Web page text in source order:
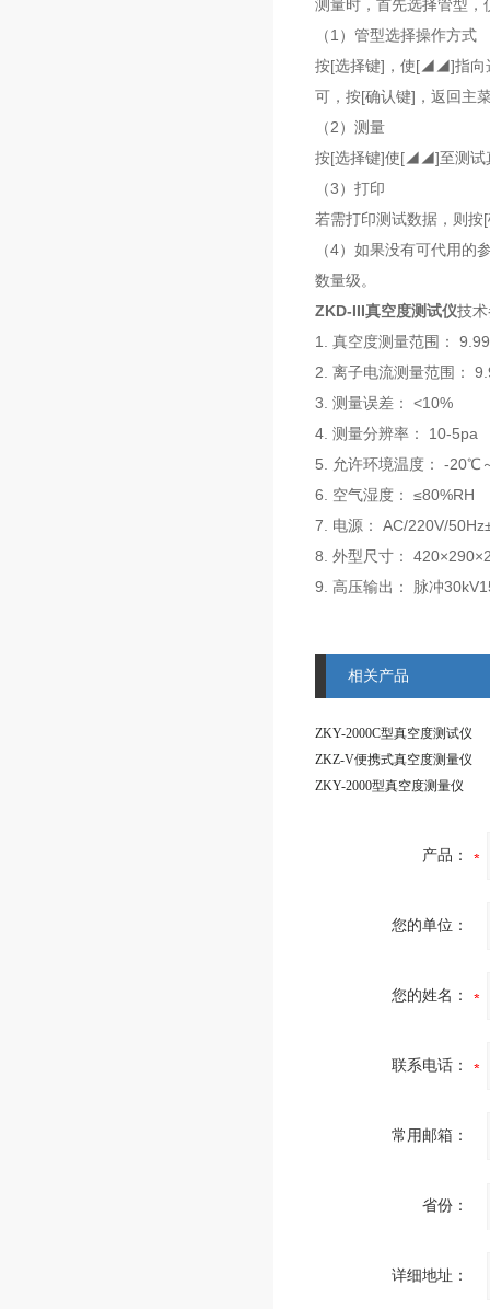
测量时，首先选择管型
（1）管型选择操作方式
按[选择键]，使[◢◢]指向
可，按[确认键]，返回主
（2）测量
按[选择键]使[◢◢]至测试
（3）打印
若需打印测试数据，则
（4）如果没有可代用
数量级。
ZKD-III真空度测试仪技
1. 真空度测量范围：
2. 离子电流测量范围：
3. 测量误差： <10%
4. 测量分辨率： 10-5pa
5. 允许环境温度： -20℃
6. 空气湿度： ≤80%RH
7. 电源： AC/220V/
8. 外型尺寸：
9. 高压输出： 脉冲
相关产品
ZKY-2000C型真空度测试仪
ZKZ-V便携式真空度测量仪
ZKY-2000型真空度测量仪
产品：
您的单位：
您的姓名：
联系电话：
常用邮箱：
省份：
详细地址：